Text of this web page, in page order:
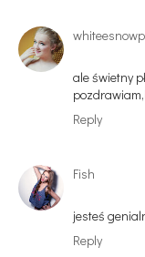
ale świetny
Reply
Fish
jesteś
Reply